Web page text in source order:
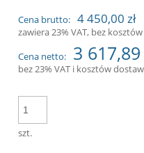
Cena brutto: 4 450,00 zł
zawiera 23% VAT, bez
Cena netto:
3 617,89
bez 23% VAT i kosztów
szt.